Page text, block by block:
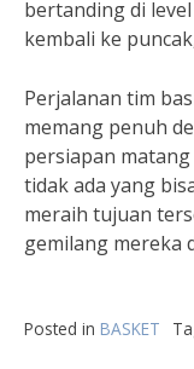
bertanding di
kembali ke
Perjalanan tim
memang penuh
persiapan
tidak ada yang
meraih tujuan
gemilang mereka
Posted in BASKET